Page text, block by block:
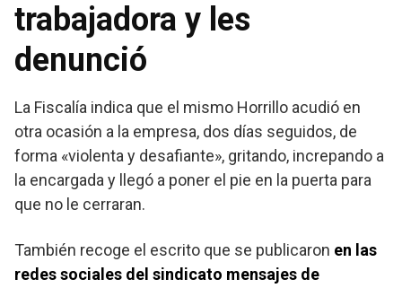
trabajadora y les
denunció
La Fiscalía indica que el mismo Horrillo acudió en
otra ocasión a la empresa, dos días seguidos, de
forma «violenta y desafiante», gritando, increpando a
la encargada y llegó a poner el pie en la puerta para
que no le cerraran.
También recoge el escrito que se publicaron en las
redes sociales del sindicato mensajes de